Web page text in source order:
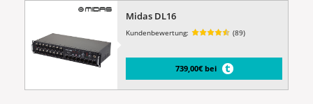
Midas DL16
Kundenbewertung: (89)
739,00€ bei